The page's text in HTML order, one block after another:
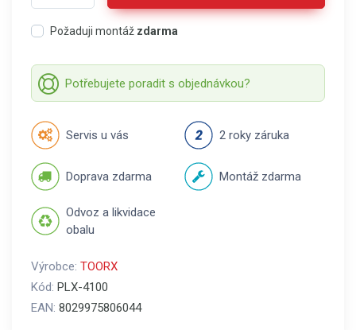
Požaduji montáž zdarma
Potřebujete poradit s objednávkou?
Servis u vás 2 roky záruka
Doprava zdarma Montáž zdarma
Odvoz a likvidace
obalu
Výrobce: TOORX
Kód: PLX-4100
EAN: 8029975806044